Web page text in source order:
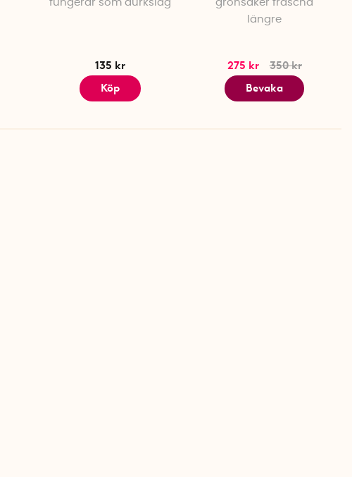
fungerar som durkslag
135 kr
Köp
grönsaker fräscha
längre
275 kr
350 kr
Bevaka